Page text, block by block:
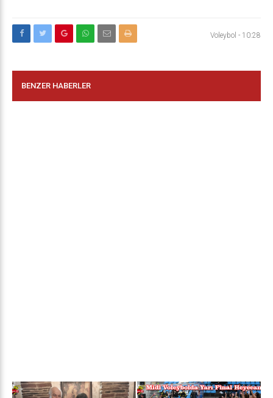
Voleybol - 10:28
BENZER HABERLER